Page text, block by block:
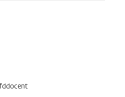
WhatsApp
via Mastodon